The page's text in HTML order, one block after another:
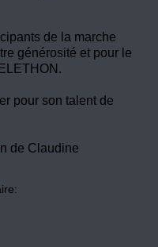
de la marche
générosité et pour le
pour son talent de
de Claudine